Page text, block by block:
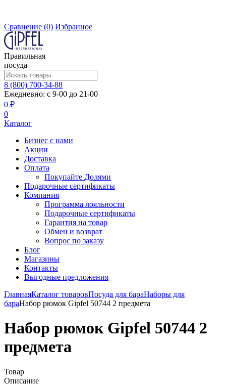
Сравнение (0) Избранное
Правильная
посуда
8 (800) 700-34-88
Ежедневно: с 9-00 до 21-00
0 ₽
0
Каталог
Бизнес с нами
Акции
Доставка
Оплата
Покупайте Долями
Подарочные сертификаты
Компания
Программа лояльности
Подарочные сертификаты
Гарантия на товар
Обмен и возврат
Вопрос по заказу
Блог
Магазины
Контакты
Выгодные предложения
ГлавнаяКаталог товаровПосуда для бараНаборы для
бараНабор рюмок Gipfel 50744 2 предмета
Набор рюмок Gipfel 50744 2
предмета
Товар
Описание